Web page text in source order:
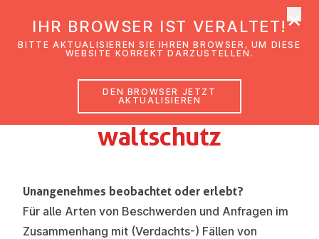
Präven­tionundGe­
walts­chutz
Unangenehmes beobachtet oder erlebt?
Für alle Arten von Beschwerden und Anfragen im
Zusammenhang mit (Verdachts-) Fällen von
IHR BROWSER IST VERALTET!
BITTE AKTUALISIEREN SIE IHREN BROWSER, UM DIESE
WEBSITE KORREKT DARZUSTELLEN.
DEN BROWSER JETZT
AKTUALISIEREN
×